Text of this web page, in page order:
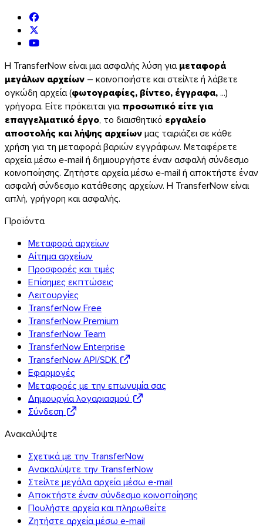
iOS
Android
Επεκτάσεις
Η TransferNow είναι μια ασφαλής λύση γιαμεταφορά
μεγάλων αρχείων – κοινοποιήστε και στείλτε ή λάβετε
ογκώδη αρχεία (φωτογραφίες, βίντεο, έγγραφα,...)
γρήγορα. Είτε πρόκειται γιαπροσωπικό είτε για
επαγγελματικό έργο, το διαισθητικό εργαλείο
αποστολής και λήψης αρχείωνμας ταιριάζει σε κάθε
χρήση για τη μεταφορά βαριών εγγράφων. Μεταφέρετε
αρχεία μέσω e-mail ή δημιουργήστε έναν ασφαλή σύνδεσμο
κοινοποίησης. Ζητήστε αρχεία μέσω e-mail ή αποκτήστε έναν
ασφαλή σύνδεσμο κατάθεσης αρχείων. Η TransferNow είναι
απλή, γρήγορη και ασφαλής.
Προϊόντα
Μεταφορά αρχείων
Αίτημα αρχείων
Προσφορές και τιμές
Επίσημες εκπτώσεις
Λειτουργίες
TransferNow Free
TransferNow Premium
TransferNow Team
TransferNow Enterprise
TransferNow API/SDK
Εφαρμογές
Μεταφορές με την επωνυμία σας
Δημιουργία λογαριασμού
Σύνδεση
Ανακαλύψτε
Σχετικά με την TransferNow
Ανακαλύψτε την TransferNow
Στείλτε μεγάλα αρχεία μέσω e-mail
Αποκτήστε έναν σύνδεσμο κοινοποίησης
Πουλήστε αρχεία και πληρωθείτε
Ζητήστε αρχεία μέσω e-mail